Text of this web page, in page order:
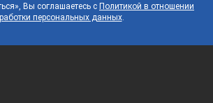
Вы соглашаетесь с Политикой в отношении
персональных данных.